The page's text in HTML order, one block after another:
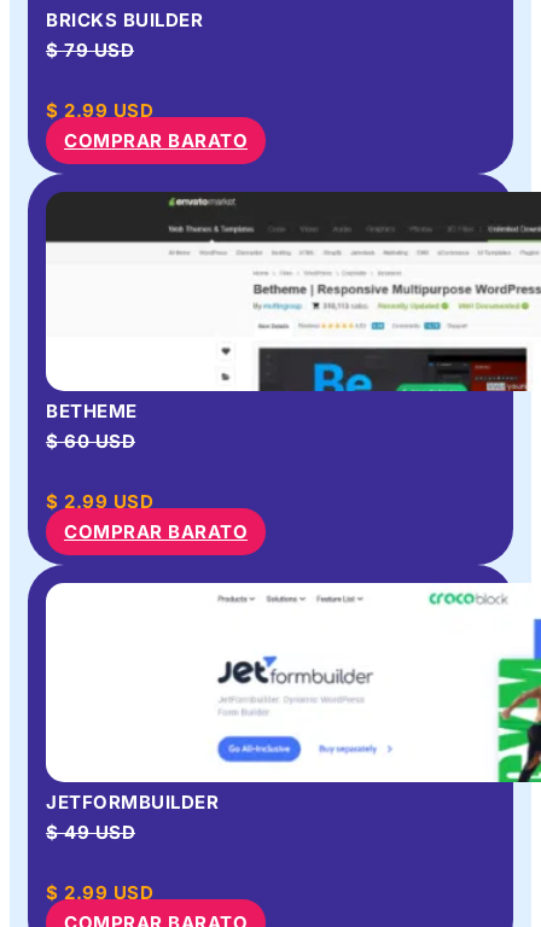
BRICKS BUILDER
$ 79 USD
$ 2.99 USD
COMPRAR BARATO
BETHEME
$ 60 USD
$ 2.99 USD
COMPRAR BARATO
JETFORMBUILDER
$ 49 USD
$ 2.99 USD
COMPRAR BARATO